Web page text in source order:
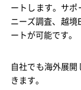
ートします。サポ
ニーズ調査、越境
ートが可能です。
自社でも海外展
きます。